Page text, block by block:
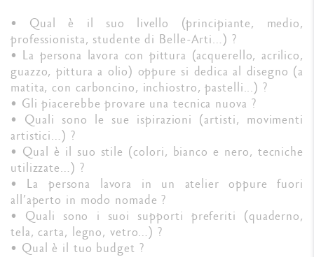
• Qual è il suo livello (principiante, medio,
professionista, studente di Belle-Arti…) ?
• La persona lavora con pittura (acquerello, acrilico,
guazzo, pittura a olio) oppure si dedica al disegno (a
matita, con carboncino, inchiostro, pastelli...) ?
• Gli piacerebbe provare una tecnica nuova ?
• Quali sono le sue ispirazioni (artisti, movimenti
artistici…) ?
• Qual è il suo stile (colori, bianco e nero, tecniche
utilizzate…) ?
• La persona lavora in un atelier oppure fuori
all’aperto in modo nomade ?
• Quali sono i suoi supporti preferiti (quaderno,
tela, carta, legno, vetro…) ?
• Qual è il tuo budget ?